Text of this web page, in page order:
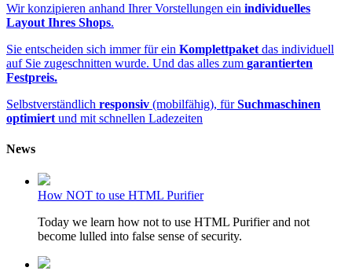
Wir konzipieren anhand Ihrer Vorstellungen ein individuelles
Layout Ihres Shops.
Sie entscheiden sich immer für ein Komplettpaket das individuell
auf Sie zugeschnitten wurde. Und das alles zum garantierten
Festpreis.
Selbstverständlich responsiv (mobilfähig), fürSuchmaschinen
optimiert und mit schnellen Ladezeiten
News
How NOT to use HTML Purifier
Today we learn how not to use HTML Purifier and not
become lulled into false sense of security.